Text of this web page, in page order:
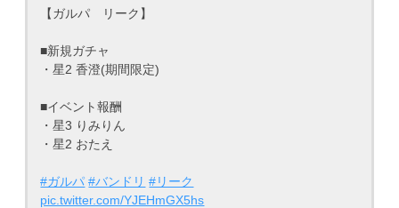
【ガルパ リーク】
■新規ガチャ
・星2 香澄(期間限定)
■イベント報酬
・星3 りみりん
・星2 おたえ
#ガルパ #バンドリ #リーク
pic.twitter.com/YJEHmGX5hs